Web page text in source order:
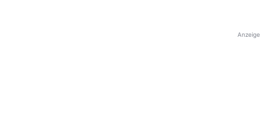
Anzeige